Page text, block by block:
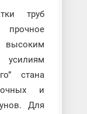
труб
стана
и
Для